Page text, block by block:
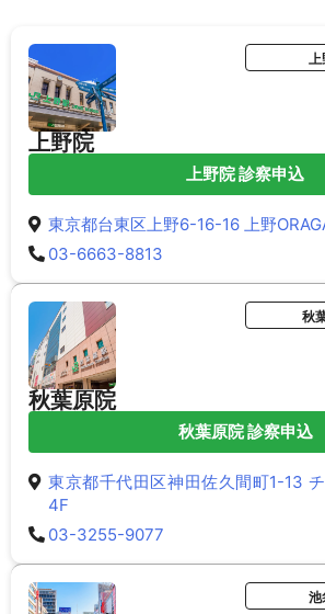
上野院
上野院 診察申込
東京都台東区上野6-16-16 上野
03-6663-8813
秋葉原院
秋
秋葉原院 診察申込
東京都千代田区神田佐久間町1-13
4F
03-3255-9077
池